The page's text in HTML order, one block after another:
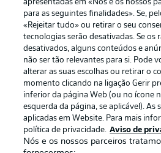
Publicidade
Termos de uso
Trabalhe conosco
apresentadas em «Nós e os nossos
para as seguintes finalidades». Se,
«Rejeitar tudo» ou retirar o seu
tecnologias serão desativadas. Se os
desativados, alguns conteúdos e
não ser tão relevantes para si. Pode
alterar as suas escolhas ou retirar o
momento clicando na ligação Gerir
inferior da página Web (ou no ícone
esquerda da página, se aplicável). As
aplicadas em Website. Para mais
política de privacidade. Aviso de
Nós e os nossos parceiros